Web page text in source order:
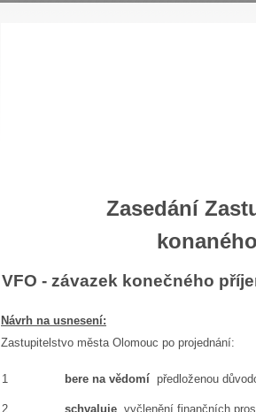
Zasedání
VFO - závazek konečného
Návrh na usnesení:
Zastupitelstvo města Olomouc po projednání:
1 bere na vědomí předloženou
2 schvaluje vyčlenění finančních